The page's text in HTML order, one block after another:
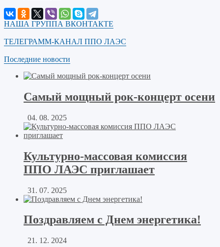
НАША ГРУППА ВКОНТАКТЕ
ТЕЛЕГРАММ-КАНАЛ ППО ЛАЭС
Последние новости
Самый мощный рок-концерт осени
04. 08. 2025
Культурно-массовая комиссия
ППО ЛАЭС приглашает
31. 07. 2025
Поздравляем с Днем энергетика!
21. 12. 2024